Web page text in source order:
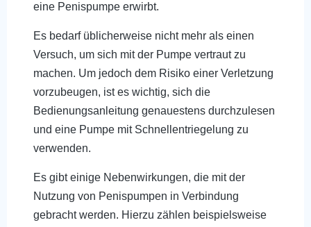
eine Penispumpe erwirbt.
Es bedarf üblicherweise nicht mehr als einen
Versuch, um sich mit der Pumpe vertraut zu
machen. Um jedoch dem Risiko einer Verletzung
vorzubeugen, ist es wichtig, sich die
Bedienungsanleitung genauestens durchzulesen
und eine Pumpe mit Schnellentriegelung zu
verwenden.
Es gibt einige Nebenwirkungen, die mit der
Nutzung von Penispumpen in Verbindung
gebracht werden. Hierzu zählen beispielsweise